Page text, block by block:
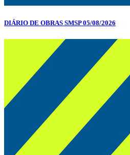
DIÁRIO DE OBRAS SMSP 05/08/2026